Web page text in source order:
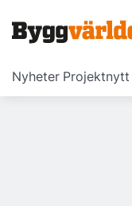
Nyheter Projektnytt